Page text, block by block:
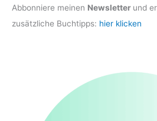
Abbonniere meinen Newsletter und
zusätzliche Buchtipps: hier klicken